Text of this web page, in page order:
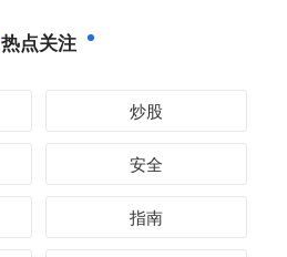
热点关注
炒股
安全
指南